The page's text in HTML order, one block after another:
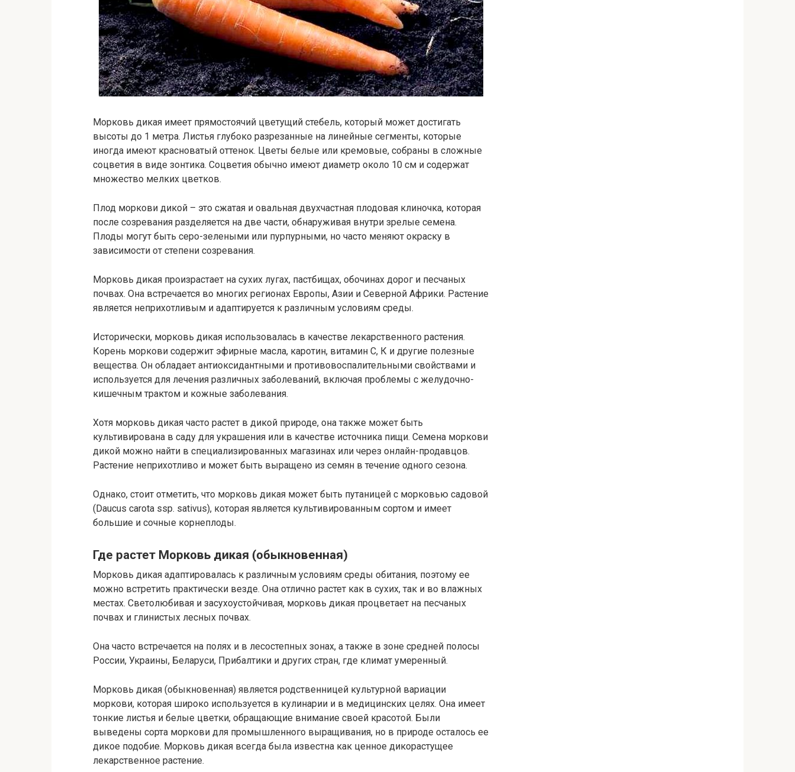
Морковь дикая имеет прямостоячий цветущий стебель, который может достигать
высоты до 1 метра. Листья глубоко разрезанные на линейные сегменты, которые
иногда имеют красноватый оттенок. Цветы белые или кремовые, собраны в сложные
соцветия в виде зонтика. Соцветия обычно имеют диаметр около 10 см и содержат
множество мелких цветков.
Плод моркови дикой – это сжатая и овальная двухчастная плодовая клиночка, которая
после созревания разделяется на две части, обнаруживая внутри зрелые семена.
Плоды могут быть серо-зелеными или пурпурными, но часто меняют окраску в
зависимости от степени созревания.
Морковь дикая произрастает на сухих лугах, пастбищах, обочинах дорог и песчаных
почвах. Она встречается во многих регионах Европы, Азии и Северной Африки. Растение
является неприхотливым и адаптируется к различным условиям среды.
Исторически, морковь дикая использовалась в качестве лекарственного растения.
Корень моркови содержит эфирные масла, каротин, витамин С, К и другие полезные
вещества. Он обладает антиоксидантными и противовоспалительными свойствами и
используется для лечения различных заболеваний, включая проблемы с желудочно-
кишечным трактом и кожные заболевания.
Хотя морковь дикая часто растет в дикой природе, она также может быть
культивирована в саду для украшения или в качестве источника пищи. Семена моркови
дикой можно найти в специализированных магазинах или через онлайн-продавцов.
Растение неприхотливо и может быть выращено из семян в течение одного сезона.
Однако, стоит отметить, что морковь дикая может быть путаницей с морковью садовой
(Daucus carota ssp. sativus), которая является культивированным сортом и имеет
большие и сочные корнеплоды.
Где растет Морковь дикая (обыкновенная)
Морковь дикая адаптировалась к различным условиям среды обитания, поэтому ее
можно встретить практически везде. Она отлично растет как в сухих, так и во влажных
местах. Светолюбивая и засухоустойчивая, морковь дикая процветает на песчаных
почвах и глинистых лесных почвах.
Она часто встречается на полях и в лесостепных зонах, а также в зоне средней полосы
России, Украины, Беларуси, Прибалтики и других стран, где климат умеренный.
Морковь дикая (обыкновенная) является родственницей культурной вариации
моркови, которая широко используется в кулинарии и в медицинских целях. Она имеет
тонкие листья и белые цветки, обращающие внимание своей красотой. Были
выведены сорта моркови для промышленного выращивания, но в природе осталось ее
дикое подобие. Морковь дикая всегда была известна как ценное дикорастущее
лекарственное растение.